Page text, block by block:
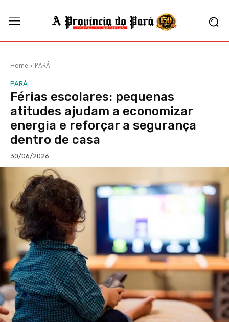
Home PARÁ
PARÁ
Férias escolares: pequenas
atitudes ajudam a economizar
energia e reforçar a segurança
dentro de casa
30/06/2026